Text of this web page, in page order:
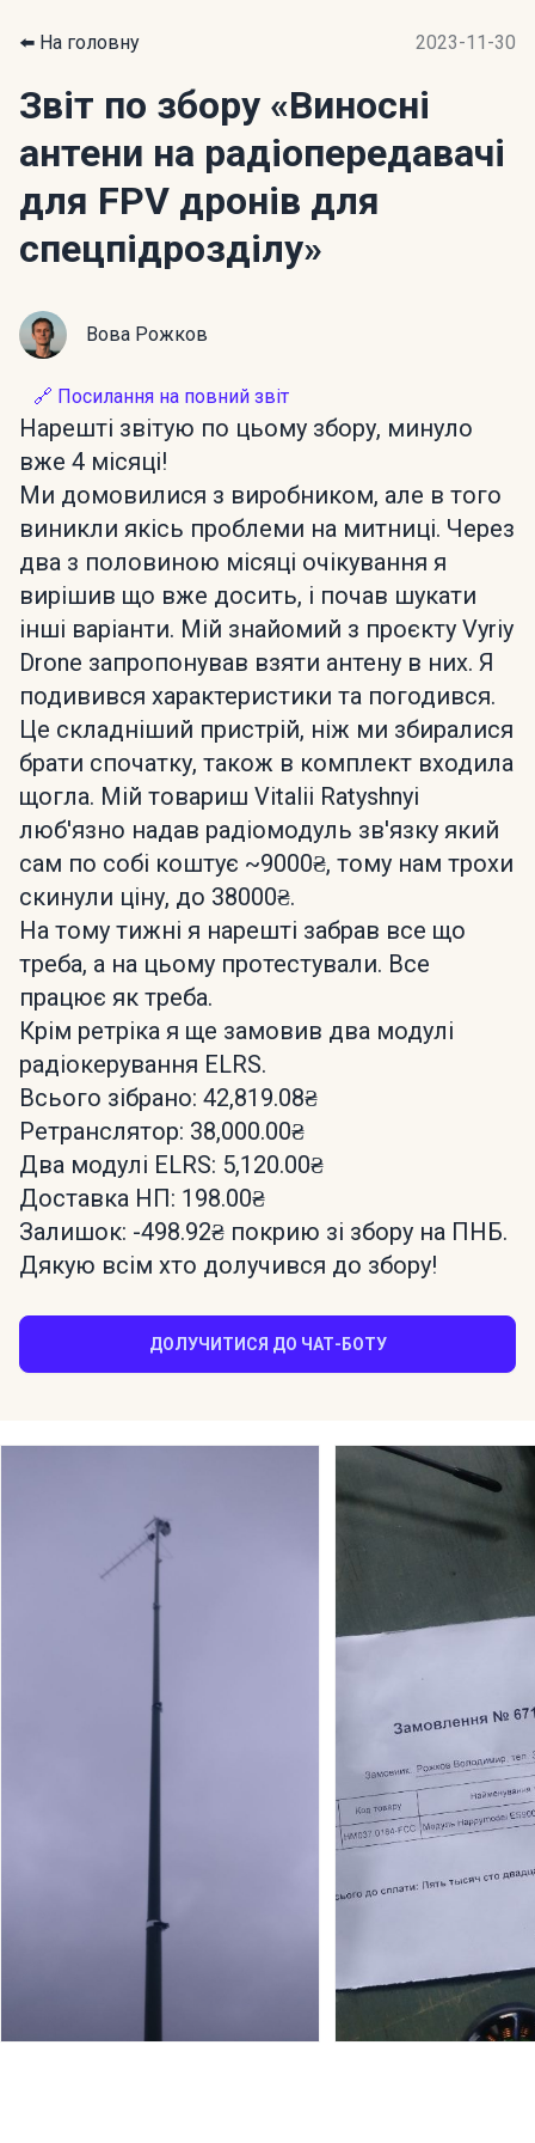
⬅️ На головну 2023-11-30
Звіт по збору «Виносні
антени на радіопередавачі
для FPV дронів для
спецпідрозділу»
Вова Рожков
🔗 Посилання на повний звіт
Нарешті звітую по цьому збору, минуло
вже 4 місяці!
Ми домовилися з виробником, але в того
виникли якісь проблеми на митниці. Через
два з половиною місяці очікування я
вирішив що вже досить, і почав шукати
інші варіанти. Мій знайомий з проєкту Vyriy
Drone запропонував взяти антену в них. Я
подивився характеристики та погодився.
Це складніший пристрій, ніж ми збиралися
брати спочатку, також в комплект входила
щогла. Мій товариш Vitalii Ratyshnyi
люб'язно надав радіомодуль зв'язку який
сам по собі коштує ~9000₴, тому нам трохи
скинули ціну, до 38000₴.
На тому тижні я нарешті забрав все що
треба, а на цьому протестували. Все
працює як треба.
Крім ретріка я ще замовив два модулі
радіокерування ELRS.
Всього зібрано: 42,819.08₴
Ретранслятор: 38,000.00₴
Два модулі ELRS: 5,120.00₴
Доставка НП: 198.00₴
Залишок: -498.92₴ покрию зі збору на ПНБ.
Дякую всім хто долучився до збору!
ДОЛУЧИТИСЯ ДО ЧАТ-БОТУ